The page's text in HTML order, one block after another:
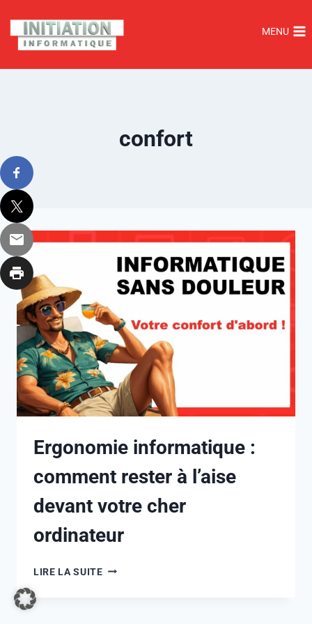
MENU
confort
Ergonomie informatique :
comment rester à l’aise
devant votre cher
ordinateur
LIRE LA SUITE